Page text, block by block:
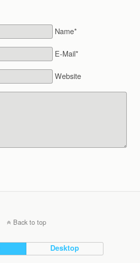
Name*
E-Mail*
Website
Back to top
Desktop